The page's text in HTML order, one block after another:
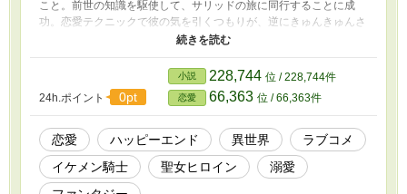
こと。前世の知識を駆使して、サリッドの旅に同行することに成
功。恋愛テクニックで彼の気を引くつもりが、逆にきゅんきゅんさ
せられてしまったり。それでも確実に二人の距離は縮まっていっ
た。サリッドが忠誠を捧げた国王陛下までも味方につけ、順風満
帆！……だったはずが、とんでもない邪魔が！なんとワガママ王子
が旅についてくるという。果たしてこの恋、成就できるの？
24h.ポイント
0pt
小説 228,744 位 / 228,744件
恋愛 66,363 位 / 66,363件
恋愛 ハッピーエンド 異世界
ラブコメ
イケメン騎士
聖女ヒロイン
溺愛